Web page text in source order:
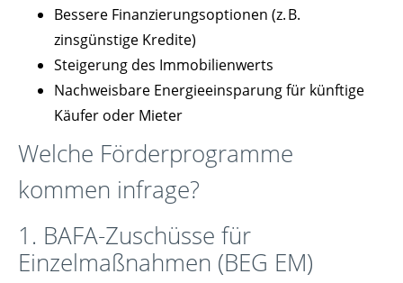
Bessere Finanzierungsoptionen (z. B.
zinsgünstige Kredite)
Steigerung des Immobilienwerts
Nachweisbare Energieeinsparung für künftige
Käufer oder Mieter
Welche Förderprogramme
kommen infrage?
1. BAFA-Zuschüsse für
Einzelmaßnahmen (BEG EM)